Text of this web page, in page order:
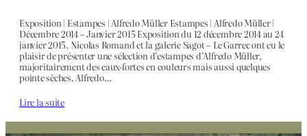
Exposition | Estampes | Alfredo Müller Estampes | Alfredo Müller |
Décembre 2014 – Janvier 2015 Exposition du 12 décembre 2014 au 24
janvier 2015. Nicolas Romand et la galerie Sagot – Le Garrec ont eu le
plaisir de présenter une sélection d’estampes d’Alfredo Müller,
majoritairement des eaux-fortes en couleurs mais aussi quelques
pointe sèches. Alfredo…
Lire la suite